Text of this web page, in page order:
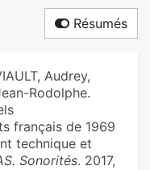
Résumés
Audrey,
Rodolphe.
français de 1969
technique et
Sonorités. 2017,